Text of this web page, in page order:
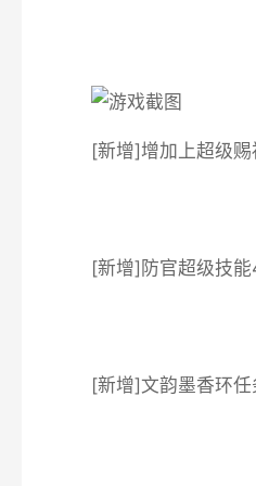
[新增]增加上超级
[新增]防官超级技
[新增]文韵墨香环